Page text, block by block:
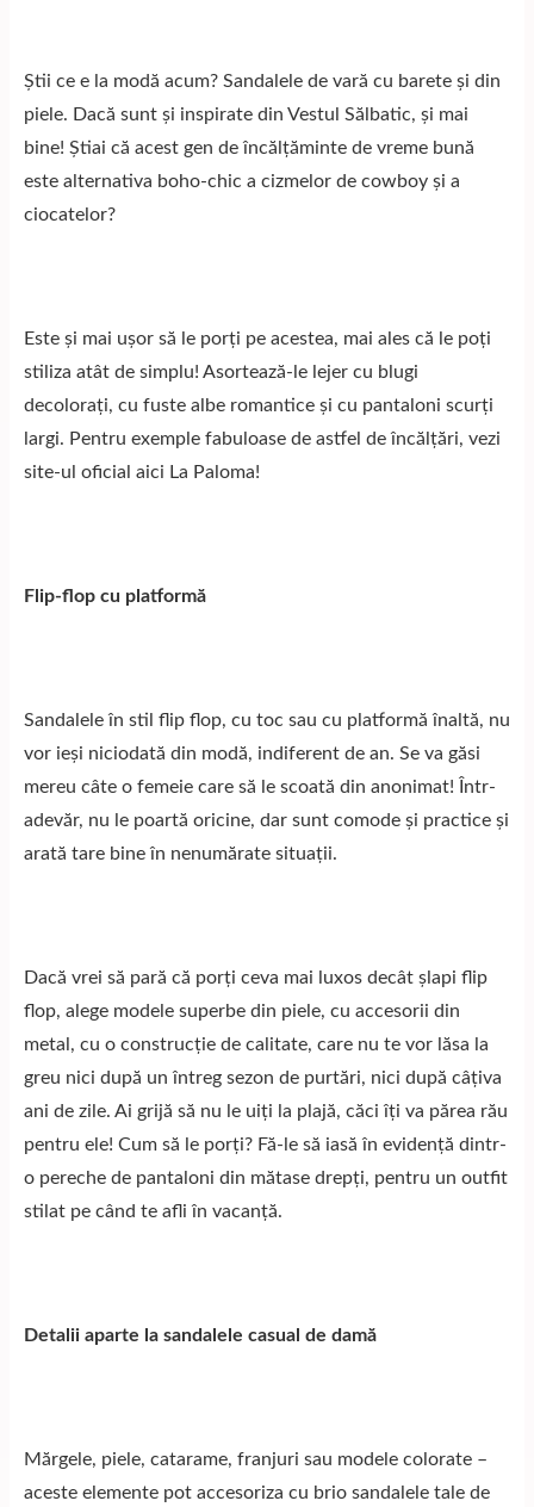
Știi ce e la modă acum? Sandalele de vară cu barete și din
piele. Dacă sunt și inspirate din Vestul Sălbatic, și mai
bine! Știai că acest gen de încălțăminte de vreme bună
este alternativa boho-chic a cizmelor de cowboy și a
ciocatelor?
Este și mai ușor să le porți pe acestea, mai ales că le poți
stiliza atât de simplu! Asortează-le lejer cu blugi
decolorați, cu fuste albe romantice și cu pantaloni scurți
largi. Pentru exemple fabuloase de astfel de încălțări, vezi
site-ul oficial aici La Paloma!
Flip-flop cu platformă
Sandalele în stil flip flop, cu toc sau cu platformă înaltă, nu
vor ieși niciodată din modă, indiferent de an. Se va găsi
mereu câte o femeie care să le scoată din anonimat! Într-
adevăr, nu le poartă oricine, dar sunt comode și practice și
arată tare bine în nenumărate situații.
Dacă vrei să pară că porți ceva mai luxos decât șlapi flip
flop, alege modele superbe din piele, cu accesorii din
metal, cu o construcție de calitate, care nu te vor lăsa la
greu nici după un întreg sezon de purtări, nici după câțiva
ani de zile. Ai grijă să nu le uiți la plajă, căci îți va părea rău
pentru ele! Cum să le porți? Fă-le să iasă în evidență dintr-
o pereche de pantaloni din mătase drepți, pentru un outfit
stilat pe când te afli în vacanță.
Detalii aparte la sandalele casual de damă
Mărgele, piele, catarame, franjuri sau modele colorate –
aceste elemente pot accesoriza cu brio sandalele tale de